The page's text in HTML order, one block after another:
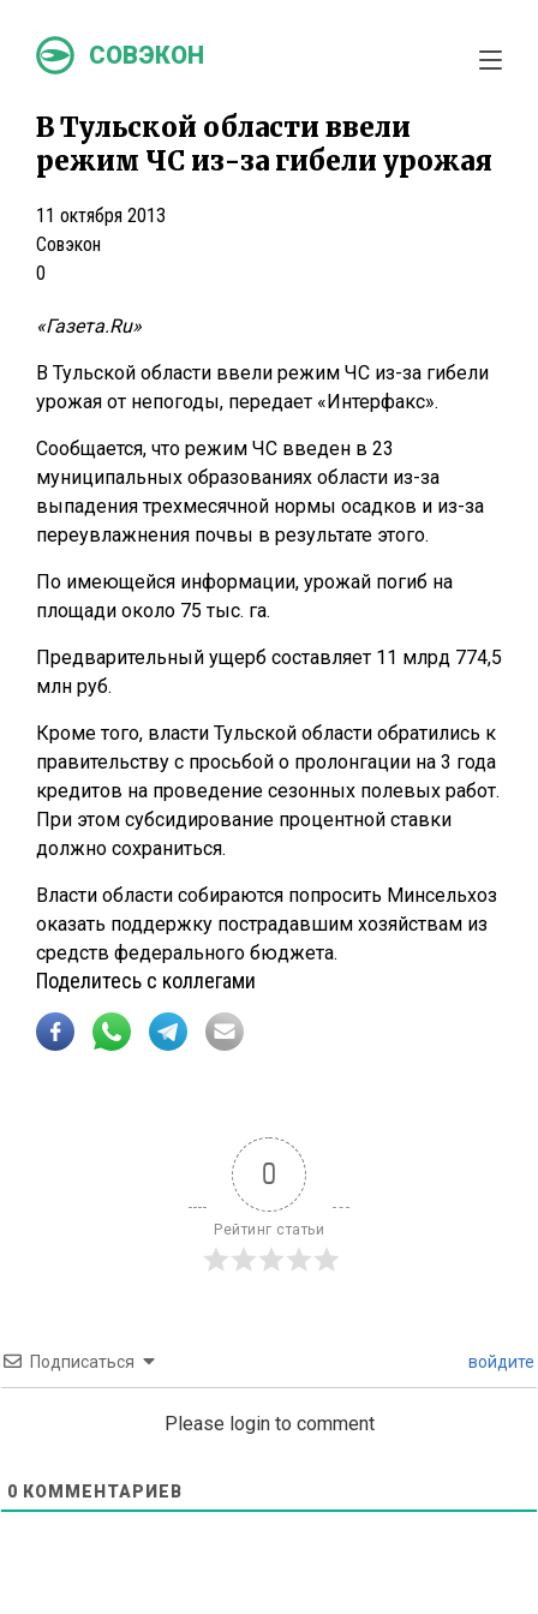
СОВЭКОН
В Тульской области ввели
режим ЧС из-за гибели урожая
11 октября 2013
Совэкон
0
«Газета.Ru»
В Тульской области ввели режим ЧС из-за гибели
урожая от непогоды, передает «Интерфакс».
Сообщается, что режим ЧС введен в 23
муниципальных образованиях области из-за
выпадения трехмесячной нормы осадков и из-за
переувлажнения почвы в результате этого.
По имеющейся информации, урожай погиб на
площади около 75 тыс. га.
Предварительный ущерб составляет 11 млрд 774,5
млн руб.
Кроме того, власти Тульской области обратились к
правительству с просьбой о пролонгации на 3 года
кредитов на проведение сезонных полевых работ.
При этом субсидирование процентной ставки
должно сохраниться.
Власти области собираются попросить Минсельхоз
оказать поддержку пострадавшим хозяйствам из
средств федерального бюджета.
Поделитесь с коллегами
0
Рейтинг статьи
Подписаться войдите
Please login to comment
0 КОММЕНТАРИЕВ